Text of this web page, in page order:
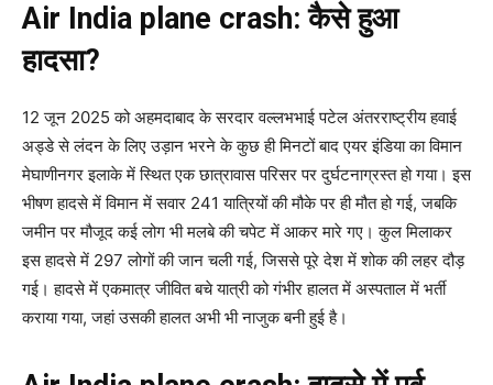
Air India plane crash: कैसे हुआ
हादसा?
12 जून 2025 को अहमदाबाद के सरदार वल्लभभाई पटेल अंतरराष्ट्रीय हवाई
अड्डे से लंदन के लिए उड़ान भरने के कुछ ही मिनटों बाद एयर इंडिया का विमान
मेघाणीनगर इलाके में स्थित एक छात्रावास परिसर पर दुर्घटनाग्रस्त हो गया। इस
भीषण हादसे में विमान में सवार 241 यात्रियों की मौके पर ही मौत हो गई, जबकि
जमीन पर मौजूद कई लोग भी मलबे की चपेट में आकर मारे गए। कुल मिलाकर
इस हादसे में 297 लोगों की जान चली गई, जिससे पूरे देश में शोक की लहर दौड़
गई। हादसे में एकमात्र जीवित बचे यात्री को गंभीर हालत में अस्पताल में भर्ती
कराया गया, जहां उसकी हालत अभी भी नाजुक बनी हुई है।